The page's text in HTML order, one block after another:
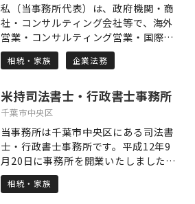
私（当事務所代表）は、政府機関・商
社・コンサルティング会社等で、海外
営業・コンサルティング営業・国際調
達・媒体製作など、多種多様な業務に
携わり、それぞれにおいて確実に成果
り組み、必ず結果を出す、いわゆる
「一点突破力」は誰にも負けません。
現在は、司法書士・行政書士として、
個人向けの相続・遺言・遺産分割など
に関する法務サービス、そしてコンサ
ルタントとして、中小企業向けの海外
営業・国際調達・事業承継などの経営
支援サービスを提供しています。 一見
相続・家族 企業法務
米持司法書士・行政書士事務所
千葉市中央区
当事務所は千葉市中央区にある司法書
士・行政書士事務所です。平成12年9
月20日に事務所を開業いたしました。
今後も、相続、売買、贈与等による所
有権移転登記、商業・法人登記 株式
相続・家族